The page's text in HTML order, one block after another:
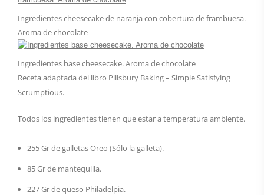
Ingredientes cheesecake de naranja con cobertura de frambuesa.
Aroma de chocolate
Ingredientes base cheesecake. Aroma de chocolate
Receta adaptada del libro Pillsbury Baking – Simple Satisfying
Scrumptious.
Todos los ingredientes tienen que estar a temperatura ambiente.
255 Gr de galletas Oreo (Sólo la galleta).
85 Gr de mantequilla.
227 Gr de queso Philadelpia.